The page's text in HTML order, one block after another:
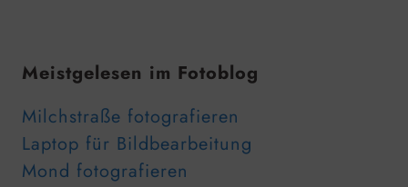
Meistgelesen im Fotoblog
Milchstraße fotografieren
Laptop für Bildbearbeitung
Mond fotografieren